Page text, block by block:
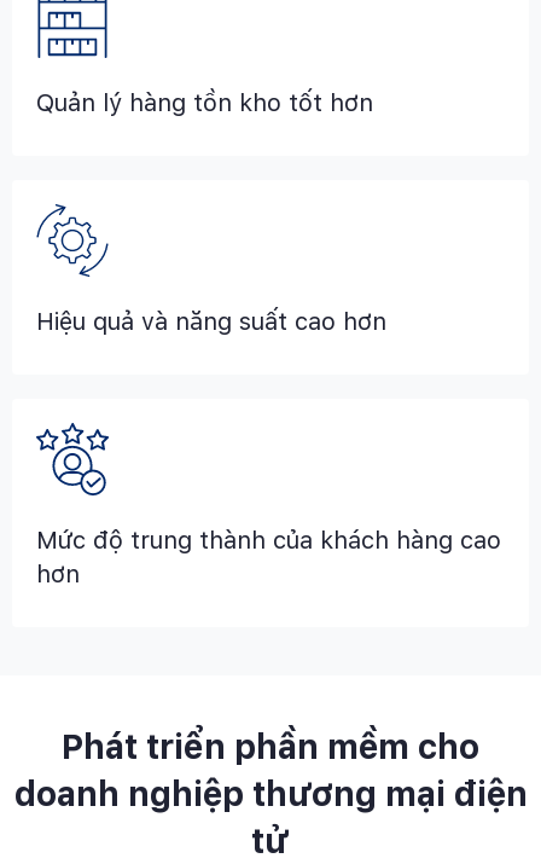
Quản lý hàng tồn kho tốt hơn
Hiệu quả và năng suất cao hơn
Mức độ trung thành của khách hàng cao
hơn
Phát triển phần mềm cho
doanh nghiệp thương mại điện
tử